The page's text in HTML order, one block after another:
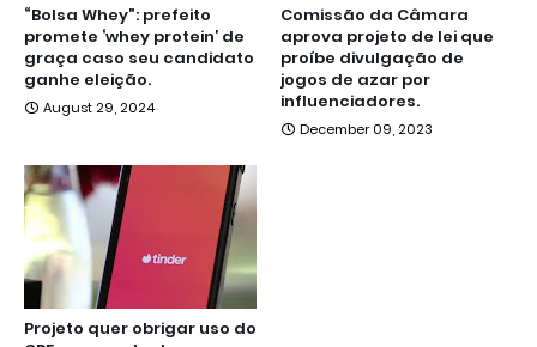
“Bolsa Whey”: prefeito
promete ‘whey protein’ de
graça caso seu candidato
ganhe eleição.
August 29, 2024
Comissão da Câmara
aprova projeto de lei que
proíbe divulgação de
jogos de azar por
influenciadores.
December 09, 2023
Projeto quer obrigar uso do